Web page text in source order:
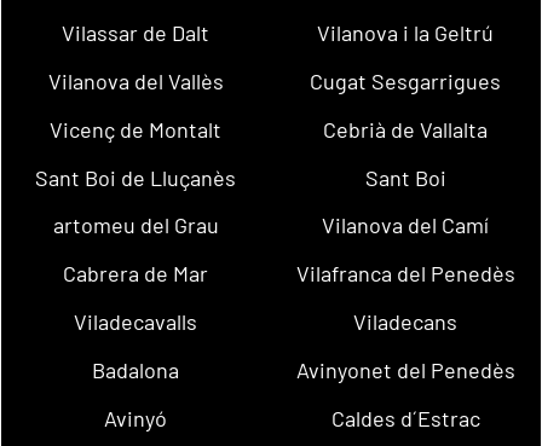
Vilassar de Dalt
Vilanova i la Geltrú
Vilanova del Vallès
Cugat Sesgarrigues
Vicenç de Montalt
Cebrià de Vallalta
Sant Boi de Lluçanès
Sant Boi
artomeu del Grau
Vilanova del Camí
Cabrera de Mar
Vilafranca del Penedès
Viladecavalls
Viladecans
Badalona
Avinyonet del Penedès
Avinyó
Caldes d´Estrac